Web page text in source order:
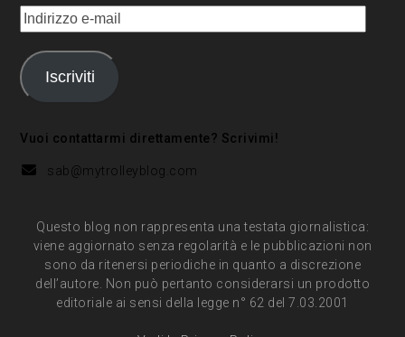
Indirizzo
e-
mail
Iscriviti
Vuoi contattarmi direttamente? Scrivimi!
sab@mytrolleyblog.com
Questo blog non rappresenta una testata giornalistica:
viene aggiornato senza regolarità e le pubblicazioni non
sono da ritenersi periodiche in quanto a discrezione
dell’autore. Non può pertanto considerarsi un prodotto
editoriale ai sensi della legge n° 62 del 7.03.2001